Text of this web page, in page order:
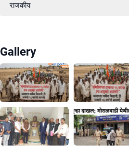
राजकीय
Gallery